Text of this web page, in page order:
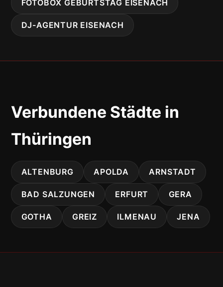
FOTOBOX GEBURTSTAG EISENACH
DJ-AGENTUR EISENACH
Verbundene Städte in
Thüringen
ALTENBURG APOLDA ARNSTADT
BAD SALZUNGEN ERFURT GERA
GOTHA GREIZ ILMENAU JENA